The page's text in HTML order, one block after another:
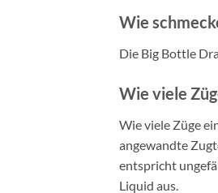
Wie
Die Big Bottle
Wie viele
Wie viele Züge
angewandte
entspricht
Liquid aus.